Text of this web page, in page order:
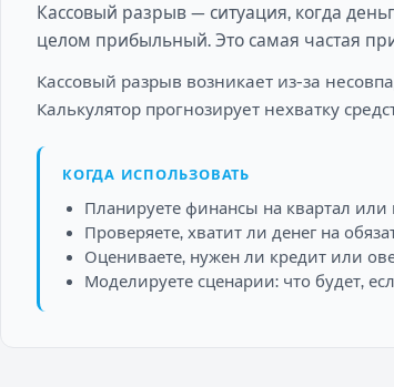
Кассовый разрыв — ситуация, когда
целом прибыльный. Это самая частая
Кассовый разрыв возникает из-за
Калькулятор прогнозирует нехватку
КОГДА ИСПОЛЬЗОВАТЬ
Планируете финансы на квартал или
Проверяете, хватит ли денег на
Оцениваете, нужен ли кредит или
Моделируете сценарии: что будет,